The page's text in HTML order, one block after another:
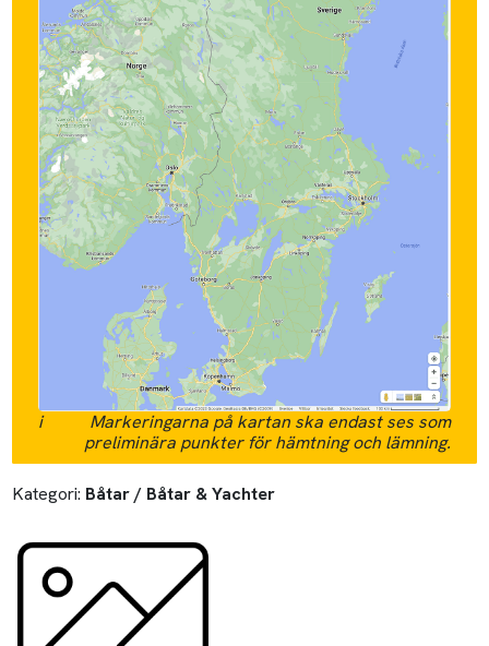
i
Markeringarna på kartan ska endast ses som
preliminära punkter för hämtning och lämning.
Kategori: Båtar / Båtar & Yachter